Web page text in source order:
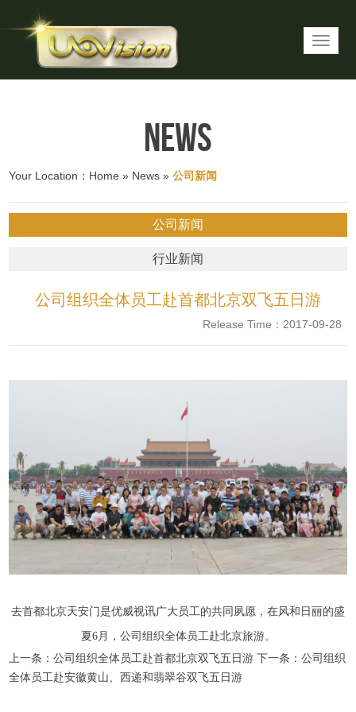
News
Your Location： Home » News »公司新闻
公司新闻
行业新闻
公司组织全体员工赴首都北京双飞五日游
Release Time：2017-09-28
去首都北京天安门是优威视讯广大员工的共同夙愿，在风和日丽的盛
夏6月，公司组织全体员工赴北京旅游。
上一条：公司组织全体员工赴首都北京双飞五日游 下一条：公司组织
全体员工赴安徽黄山、西递和翡翠谷双飞五日游